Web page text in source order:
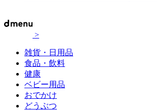
>
雑貨・日用品
食品・飲料
健康
ベビー用品
おでかけ
どうぶつ